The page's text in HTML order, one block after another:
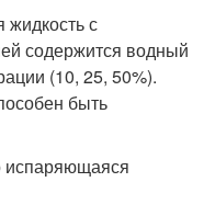
с
содержится водный
(10, 25, 50%).
быть